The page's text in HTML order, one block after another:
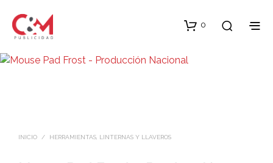
0
INICIO / HERRAMIENTAS, LINTERNAS Y LLAVEROS